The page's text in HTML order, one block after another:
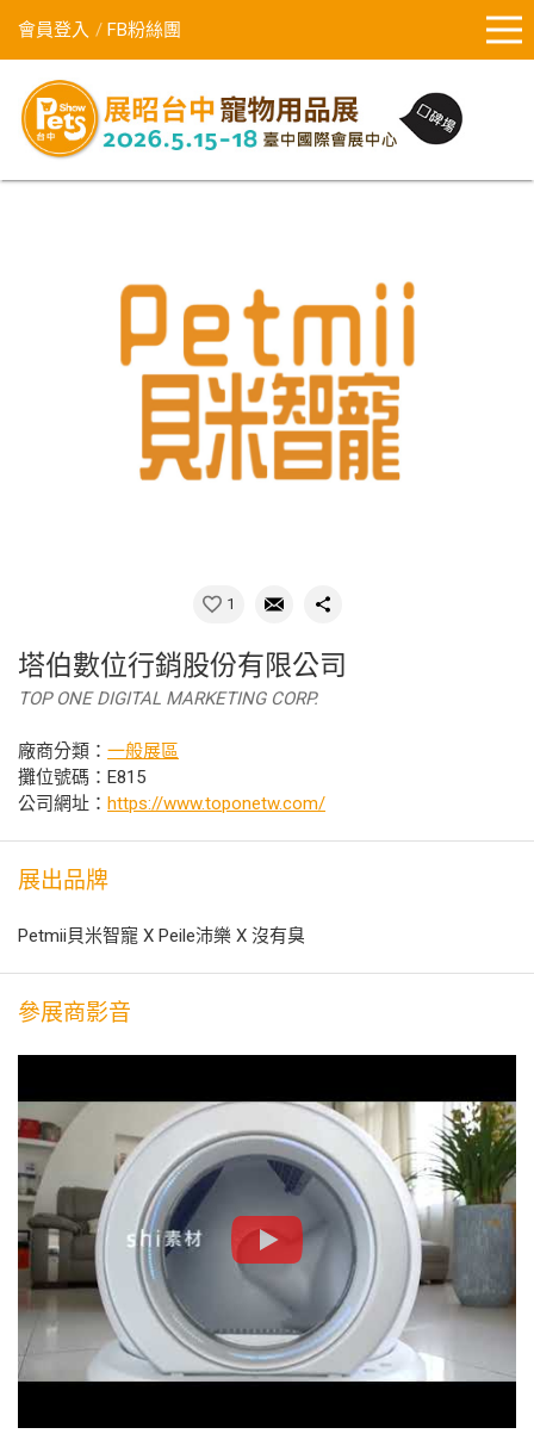
會員登入 FB粉絲團
1
塔伯數位行銷股份有限公司
TOP ONE DIGITAL MARKETING CORP.
廠商分類： 一般展區
攤位號碼：E815
公司網址： https://www.toponetw.com/
展出品牌
Petmii貝米智寵 X Peile沛樂 X 沒有臭
參展商影音